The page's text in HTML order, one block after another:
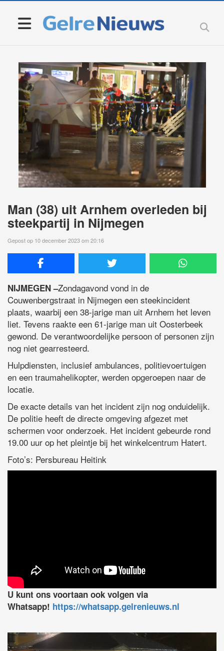
Man (38) uit Arnhem overleden bij
steekpartij in Nijmegen
Gepost op 10 december 2023 om 20:16
NIJMEGEN –Zondagavond vond in de
Couwenbergstraat in Nijmegen een steekincident
plaats, waarbij een 38-jarige man uit Arnhem het leven
liet. Tevens raakte een 61-jarige man uit Oosterbeek
gewond. De verantwoordelijke persoon of personen zijn
nog niet gearresteerd.
Hulpdiensten, inclusief ambulances, politievoertuigen
en een traumahelikopter, werden opgeroepen naar de
locatie.
De exacte details van het incident zijn nog onduidelijk.
De politie heeft de directe omgeving afgezet met
schermen voor onderzoek. Het incident gebeurde rond
19.00 uur op het pleintje bij het winkelcentrum Hatert.
Foto’s: Persbureau Heitink
U kunt ons voortaan ook volgen via
Whatsapp! https://whatsapp.gelrenieuws.nl